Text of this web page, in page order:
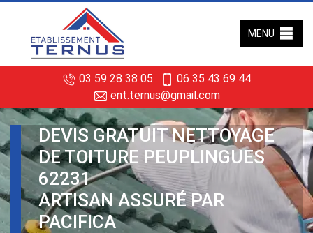
03 59 28 38 05
06 35 43 69 44
ent.ternus@gmail.com
MENU
DEVIS GRATUIT NETTOYAGE
DE TOITURE PEUPLINGUES
62231
ARTISAN ASSURÉ PAR
PACIFICA